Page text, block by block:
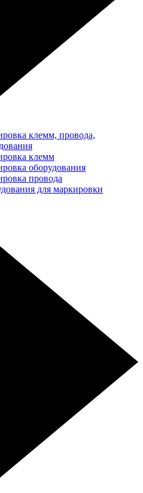
клемм, провода,
клемм
оборудования
провода
для маркировки